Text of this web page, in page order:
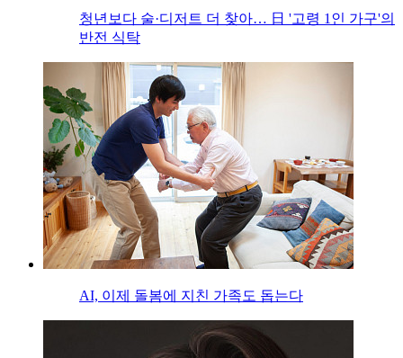
청년보다 술·디저트 더 찾아… 日 '고령 1인 가구'의
반전 식탁
AI, 이제 돌봄에 지친 가족도 돕는다